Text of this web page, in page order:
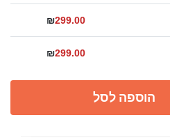
₪299.00
₪299.00
הוספה לסל